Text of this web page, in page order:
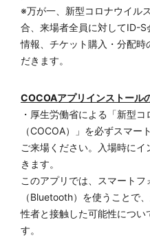
※万が一、新型コロナウイル
合、来場者全員に対してID-
情報、チケット購入・分配
だきます。
COCOAアプリインストール
・厚生労働省による「新型
（COCOA）」を必ずスマ
ご来場ください。入場時に
きます。
このアプリでは、スマート
（Bluetooth）を使うことで
性者と接触した可能性につい
す。